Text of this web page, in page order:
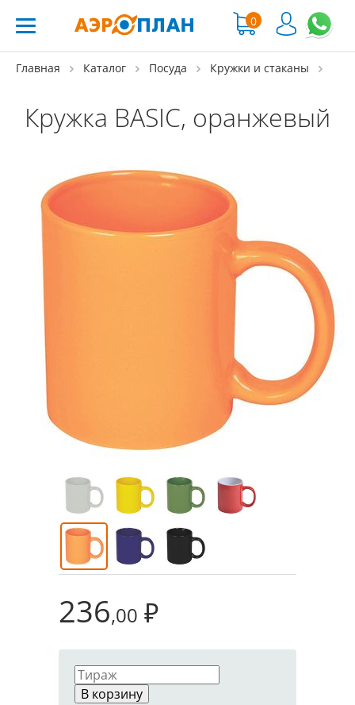
0
Главная Каталог Посуда Кружки и стаканы
Кружка BASIC, оранжевый
236,00 ₽
В корзину